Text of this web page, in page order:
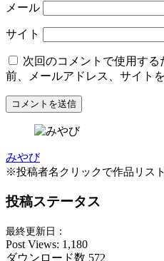
メール
サイト
次回のコメントで使用す
前、メールアドレス、サイト
みやび
※投稿者名クリックで作品リス
投稿ステータス
最終更新日：
Post Views: 1,180
ダウンロード数 572